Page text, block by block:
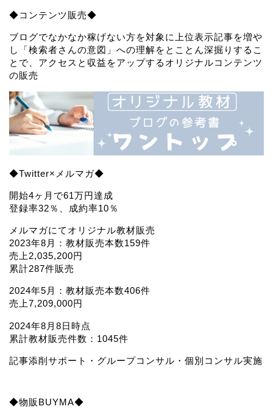
◆コンテンツ販売◆
ブログでなかなか稼げない方を対象に上位表示記事を増や
し「検索者さんの意図」への理解をとことん深掘りするこ
とで、アクセスと収益をアップするオリジナルコンテンツ
の販売
◆Twitter×メルマガ◆
開始4ヶ月で61万円達成
登録率32％、成約率10％
メルマガにてオリジナル教材販売
2023年8月：教材販売本数159件
売上2,035,200円
累計287件販売
2024年5月：教材販売本数406件
売上7,209,000円
2024年8月8日時点
累計教材販売件数：1045件
記事添削サポート・グループコンサル・個別コンサル実施
◆物販BUYMA◆